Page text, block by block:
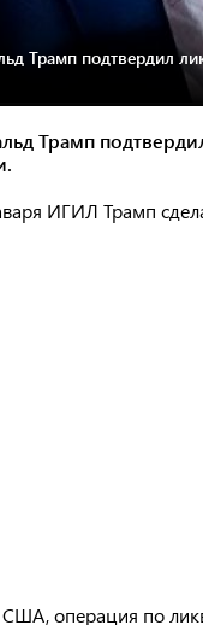
Трамп подтвердил
Трамп
ИГИЛ Трамп
операция по